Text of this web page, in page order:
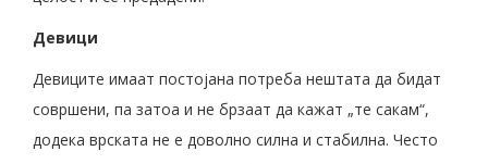
Девици
Девиците имаат постојана потреба нештата да бидат
совршени, па затоа и не брзаат да кажат „те сакам“,
додека врската не е доволно силна и стабилна. Често